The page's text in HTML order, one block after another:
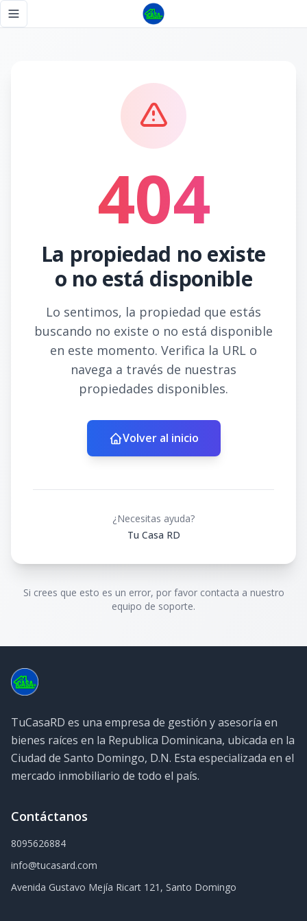
Toggle navigation menu
404
La propiedad no existe
o no está disponible
Lo sentimos, la propiedad que estás
buscando no existe o no está disponible
en este momento. Verifica la URL o
navega a través de nuestras
propiedades disponibles.
Volver al inicio
¿Necesitas ayuda?
Tu Casa RD
Si crees que esto es un error, por favor contacta a nuestro
equipo de soporte.
TuCasaRD es una empresa de gestión y asesoría en
bienes raíces en la Republica Dominicana, ubicada en la
Ciudad de Santo Domingo, D.N. Esta especializada en el
mercado inmobiliario de todo el país.
Contáctanos
8095626884
info@tucasard.com
Avenida Gustavo Mejía Ricart 121, Santo Domingo
Página no encontrada - Tu Casa RD